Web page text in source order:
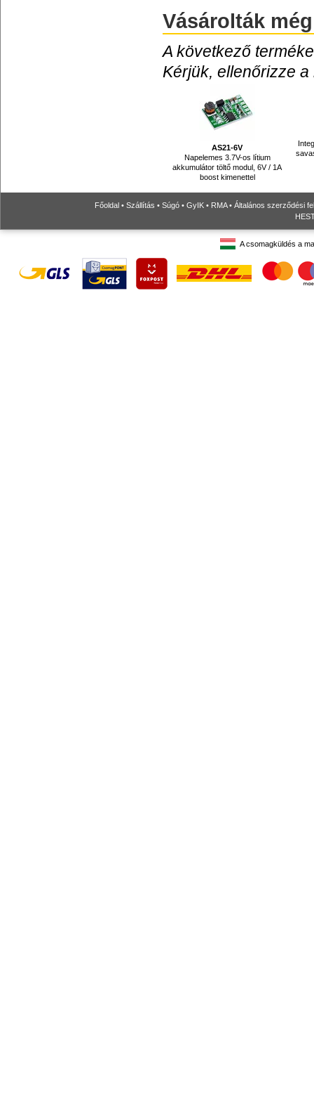
Vásárolták még
A következő
Kérjük, ellenőrizze
AS21-6V
Napelemes 3.7V-os lítium
akkumulátor töltő modul, 6V / 1A
boost kimenettel
Főoldal • Szállítás • Súgó • GyIK • RMA• Általános szerződési
A csomagküldés a